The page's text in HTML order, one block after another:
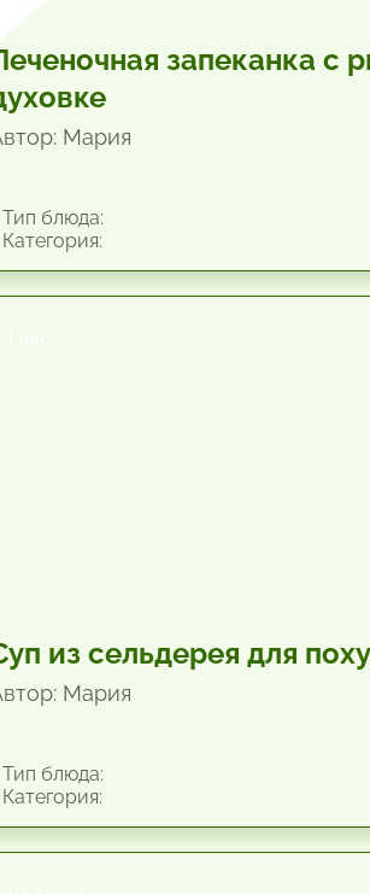
запеканка с
Мария
блюда:
из сельдерея для
Мария
блюда: